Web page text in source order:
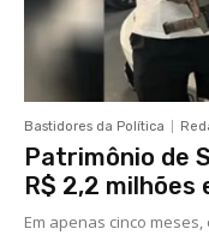
Bastidores da Política
Patrimônio de
R$ 2,2 milhões
Em apenas cinco